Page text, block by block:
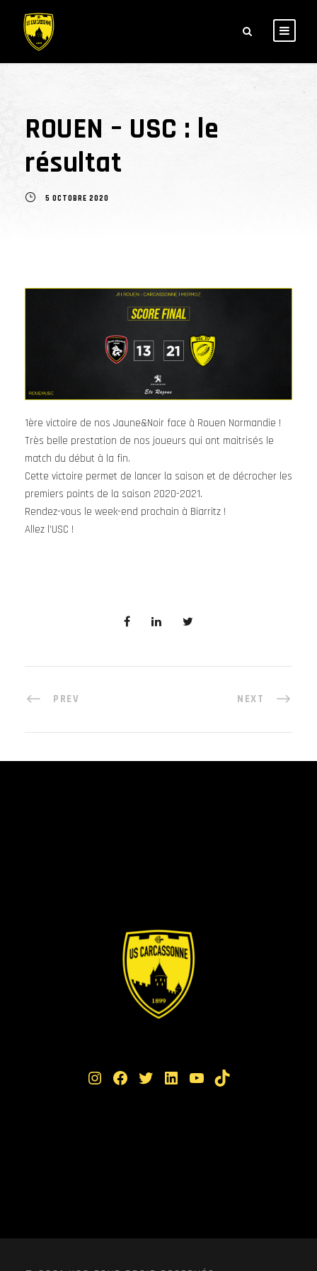
ROUEN – USC : le
résultat
5 OCTOBRE 2020
1ère victoire de nos Jaune&Noir face à Rouen Normandie !
Très belle prestation de nos joueurs qui ont maitrisés le
match du début à la fin.
Cette victoire permet de lancer la saison et de décrocher les
premiers points de la saison 2020-2021.
Rendez-vous le week-end prochain à Biarritz !
Allez l’USC !
PREV NEXT
Instagram Facebook Twitter LinkedIn YouTube TikTok